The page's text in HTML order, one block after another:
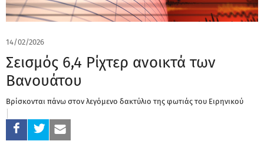
14/02/2026
Σεισμός 6,4 Ρίχτερ ανοικτά των
Βανουάτου
Βρίσκονται πάνω στον λεγόμενο δακτύλιο της φωτιάς του Ειρηνικού